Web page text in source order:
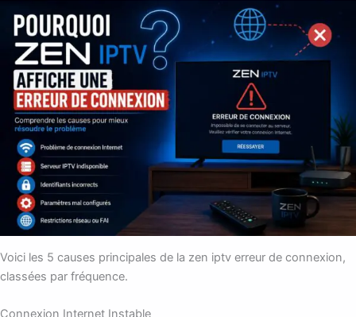
Voici les 5 causes principales de la zen iptv erreur de connexion,
classées par fréquence.
Connexion Internet Instable